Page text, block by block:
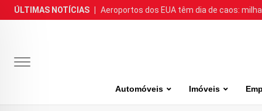
Skip
to
ÚLTIMAS NOTÍCIAS Aeroportos dos EUA têm dia de caos:
Automóveis Imóveis